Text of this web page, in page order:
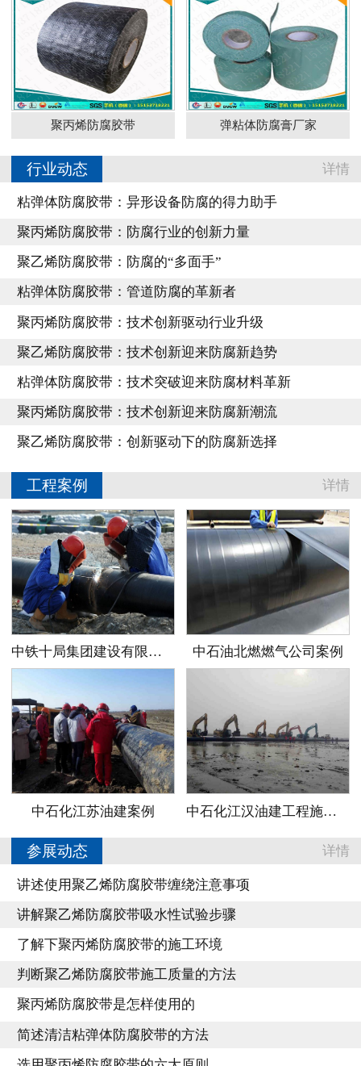
聚丙烯防腐胶带 弹粘体防腐膏厂家
行业动态 详情
粘弹体防腐胶带：异形设备防腐的得力助手
聚丙烯防腐胶带：防腐行业的创新力量
聚乙烯防腐胶带：防腐的“多面手”
粘弹体防腐胶带：管道防腐的革新者
聚丙烯防腐胶带：技术创新驱动行业升级
聚乙烯防腐胶带：技术创新迎来防腐新趋势
粘弹体防腐胶带：技术突破迎来防腐材料革新
聚丙烯防腐胶带：技术创新迎来防腐新潮流
聚乙烯防腐胶带：创新驱动下的防腐新选择
工程案例 详情
中铁十局集团建设有限公司案例 中石油北燃燃气公司案例
中石化江苏油建案例 中石化江汉油建工程施工案例
参展动态 详情
讲述使用聚乙烯防腐胶带缠绕注意事项
讲解聚乙烯防腐胶带吸水性试验步骤
了解下聚丙烯防腐胶带的施工环境
判断聚乙烯防腐胶带施工质量的方法
聚丙烯防腐胶带是怎样使用的
简述清洁粘弹体防腐胶带的方法